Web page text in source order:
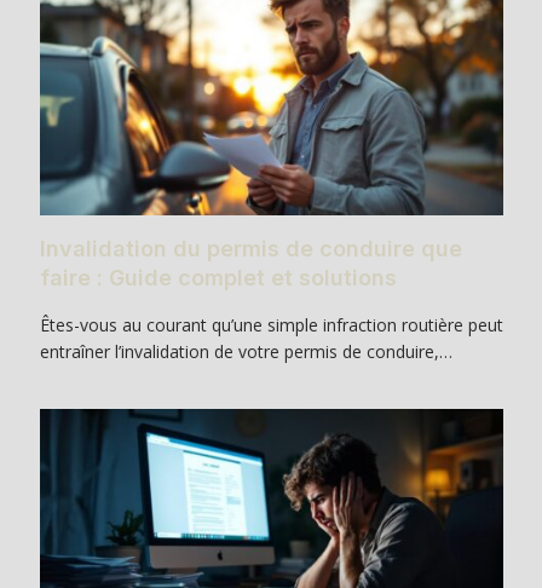
Invalidation du permis de conduire que
faire : Guide complet et solutions
Êtes-vous au courant qu’une simple infraction routière peut
entraîner l’invalidation de votre permis de conduire,…